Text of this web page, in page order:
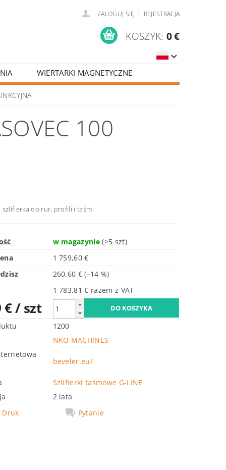
ZALOGUJ SIĘ | REJESTRACJA
KOSZYK: 0 €
WIERTARKI MAGNETYCZNE
100
szlifierka do rur, profili i taśm
w magazynie(>5 szt)
1 759,60 €
260,60 €(–14 %)
1 783,81 € razem z VAT
€/ szt
1200
NKO MACHINES
beveler.eu/
Szlifierki taśmowe G-LINE
2 lata
Druk
Pytanie